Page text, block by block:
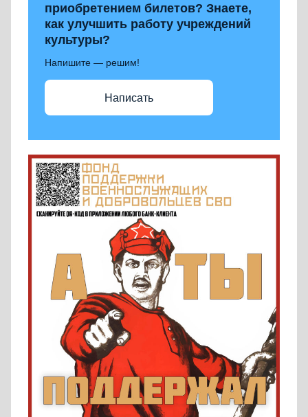
приобретением билетов? Знаете,
как улучшить работу учреждений
культуры?
Напишите — решим!
Написать